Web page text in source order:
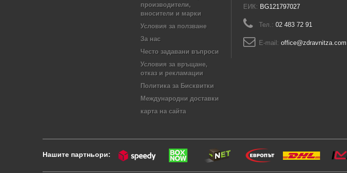
производители,
вносители и марки
Условия за ползване
За нас
Често задавани въпроси
Условия за връщане,
отказ и рекламации
Политика за Бисквитки
Международни доставки
карта на сайта
ЕИК: BG121797027
Тел.: 02 483 72 91
E-mail: office@zdravnitza.com
Нашите партньори: